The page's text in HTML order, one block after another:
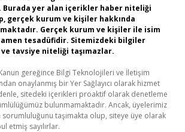
Burada yer alan içerikler haber niteliği
gerçek kurum ve kişiler hakkında
Gerçek kurum ve kişiler ile isim
tesadüfidir. Sitemizdeki bilgiler
tavsiye niteliği taşımazlar.
Kanun gereğince Bilgi Teknolojileri ve İletişim
onaylanmış bir Yer Sağlayıcı olarak hizmet
sitedeki içerikleri proaktif olarak denetleme
bulunmamaktadır. Ancak, üyelerimiz
sorumluluğunu taşımakta olup, siteye üye olarak
etmiş sayılırlar.